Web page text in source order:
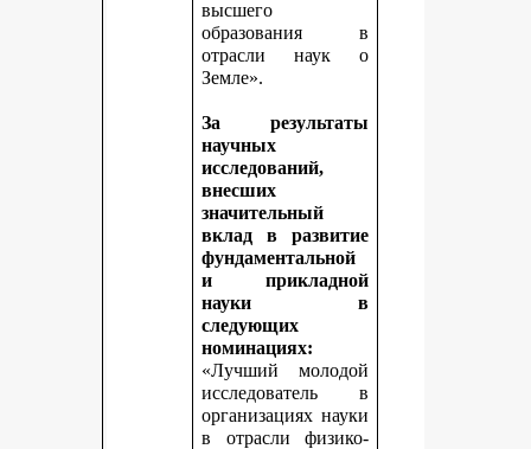
высшего
образования в
отрасли наук о
Земле».
За результаты
научных
исследований,
внесших
значительный
вклад в развитие
фундаментальной
и прикладной
науки в
следующих
номинациях:
«Лучший молодой
исследователь в
организациях науки
в отрасли физико-